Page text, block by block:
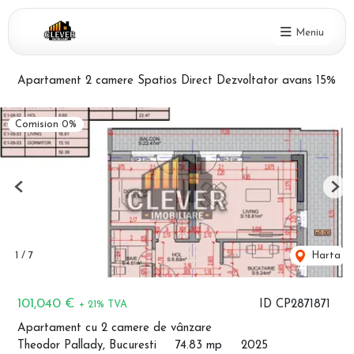
Meniu
Apartament 2 camere Spatios Direct Dezvoltator avans 15%
ID CP2871871
101,040 € + 21% TVA
Apartament cu 2 camere de vânzare
Theodor Pallady, Bucuresti
74.83 mp 2025
Comision 0%
1 / 7 Harta
Previous